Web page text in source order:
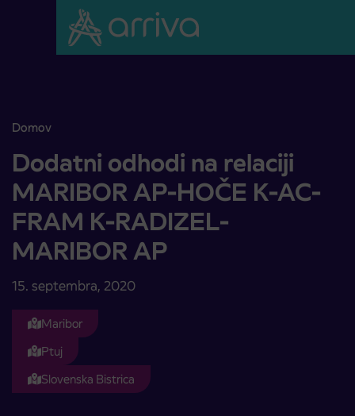
Skoči na vsebino
Domov
Dodatni odhodi na relaciji MARIBOR AP-HOČE K-AC-FRAM K-
Dodatni odhodi na relaciji
MARIBOR AP-HOČE K-AC-
FRAM K-RADIZEL-
MARIBOR AP
15. septembra, 2020
Maribor
Ptuj
Slovenska Bistrica